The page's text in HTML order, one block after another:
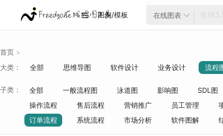
 图例/模板 在线图表 
首页 >
大类： 全部 思维导图 软件设计 业务设计
流程
子类： 全部 一般流程图 泳道图 影响图
SDL图
操作流程
售后流程 营销推广 员工管理
订单流程
系统流程 市场分析 软件图解